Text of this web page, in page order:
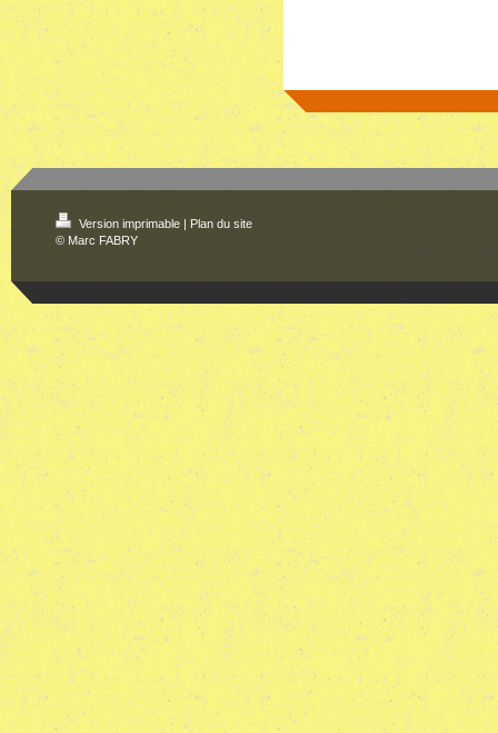
Version imprimable | Plan du site
© Marc FABRY